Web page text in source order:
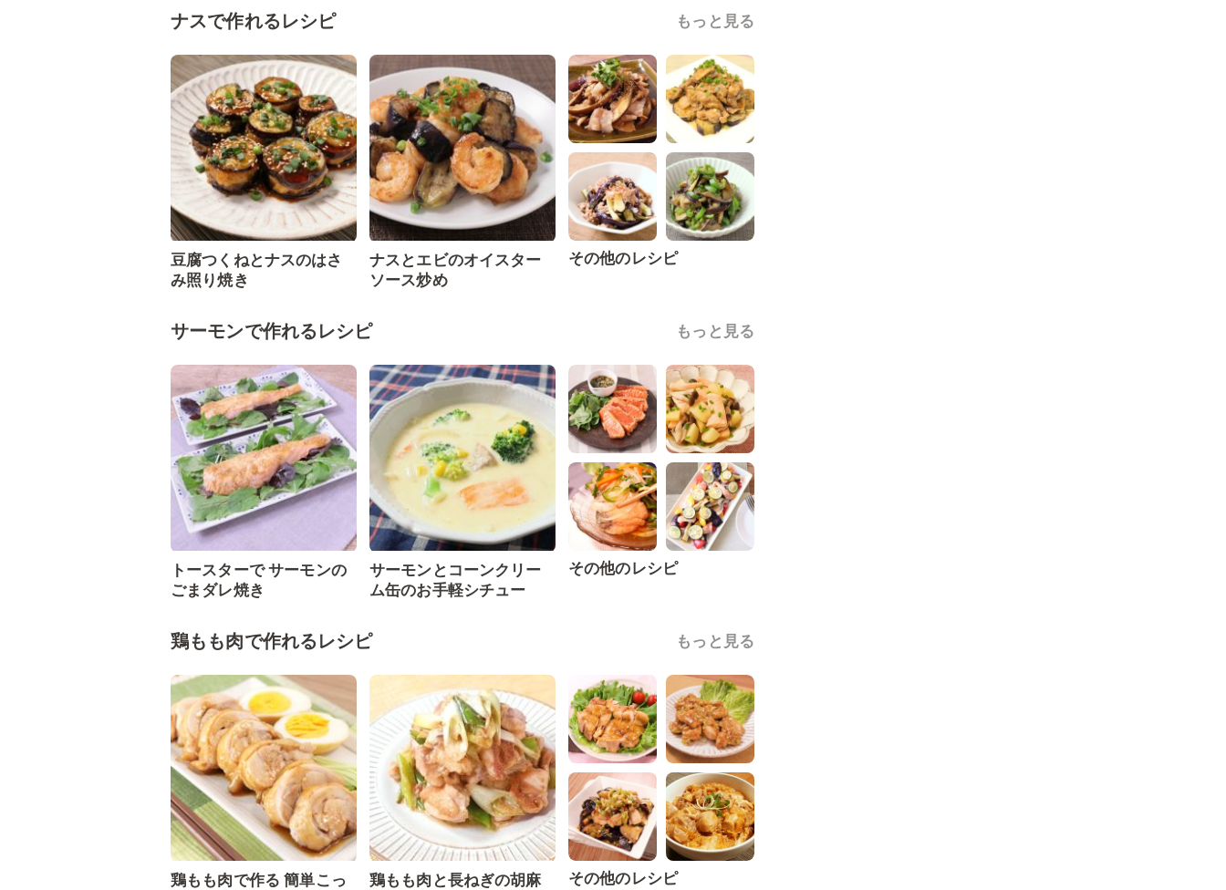
ナスで作れるレシピ もっと見る
豆腐つくねとナスのはさ
み照り焼き
ナスとエビのオイスター
ソース炒め
その他のレシピ
サーモンで作れるレシピ もっと見る
トースターで サーモンの
ごまダレ焼き
サーモンとコーンクリー
ム缶のお手軽シチュー
その他のレシピ
鶏もも肉で作れるレシピ もっと見る
鶏もも肉で作る 簡単こっ 鶏もも肉と長ねぎの胡麻 その他のレシピ